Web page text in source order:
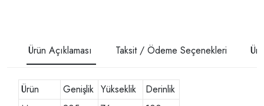
Ürün Açıklaması Taksit / Ödeme Seçenekleri
Ürün Genişlik Yükseklik
Derinlik